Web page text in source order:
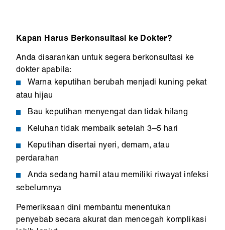
Kapan Harus Berkonsultasi ke Dokter?
Anda disarankan untuk segera berkonsultasi ke
dokter apabila:
Warna keputihan berubah menjadi kuning pekat
atau hijau
Bau keputihan menyengat dan tidak hilang
Keluhan tidak membaik setelah 3–5 hari
Keputihan disertai nyeri, demam, atau
perdarahan
Anda sedang hamil atau memiliki riwayat infeksi
sebelumnya
Pemeriksaan dini membantu menentukan
penyebab secara akurat dan mencegah komplikasi